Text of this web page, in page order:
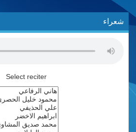
شعراء
Select reciter